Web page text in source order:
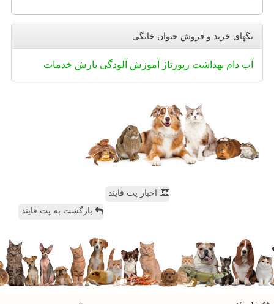
تگهای خرید و فروش حیوان خانگی
آب دام بهداشت رپورتاژ آموزش آلودگی بارش خدمات
اخبار پت فایند
بازگشت به پت فایند